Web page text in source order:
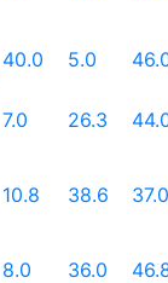
40.0 5.0
7.0 26.3
10.8 38.6 37.0
8.0 36.0